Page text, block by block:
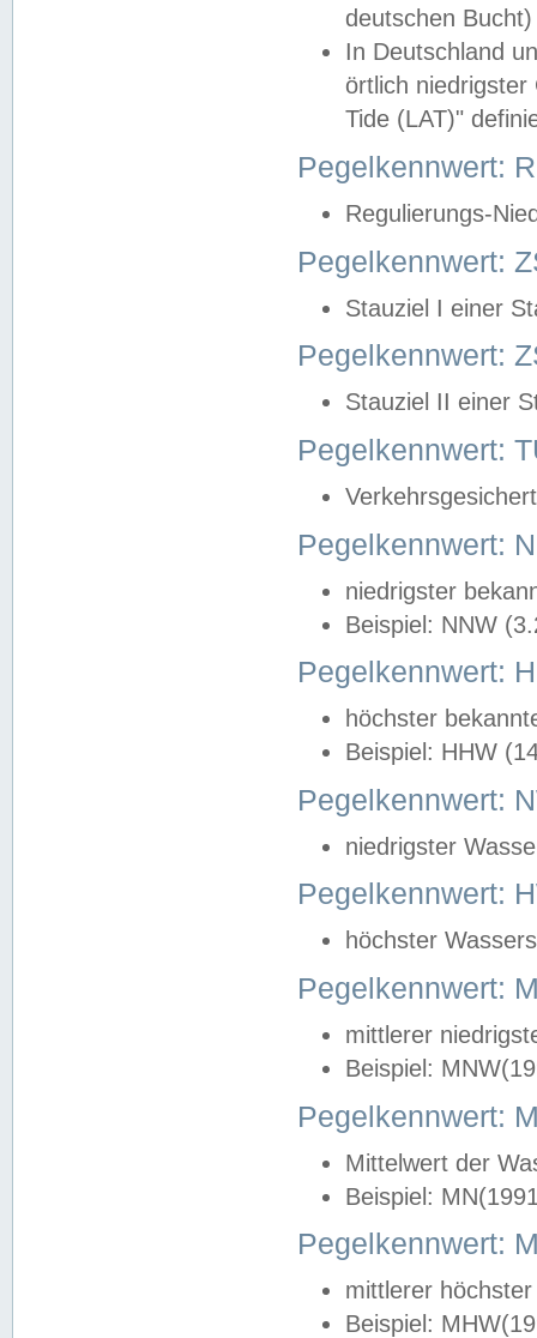
deutschen
In Deutschland
örtlich
Tide (LAT)"
Pegelkennwert:
Regulierungs-
Pegelkennwert:
Stauziel I einer
Pegelkennwert:
Stauziel II einer
Pegelkennwert:
Pegelkennwert:
niedrigster
Beispiel: NNW
Pegelkennwert:
höchster
Beispiel: HHW
Pegelkennwert:
niedrigster
Pegelkennwert:
höchster
Pegelkennwert:
mittlerer
Beispiel:
Pegelkennwert:
Mittelwert der
Beispiel:
Pegelkennwert:
mittlerer
Beispiel: